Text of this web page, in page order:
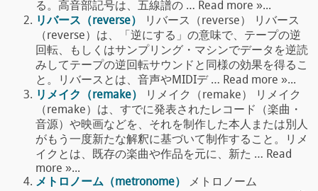
る。高音部記号は、五線譜の … Read more »...
リバース（reverse）
リバース（reverse） リバース
（reverse）は、「逆にする」の意味で、テープの逆
回転、もしくはサンプリング・マシンでデータを逆読
みしてテープの逆回転サウンドと同様の効果を得るこ
と。リバースとは、音声やMIDIデ … Read more »...
リメイク（remake）
リメイク（remake） リメイク
（remake）は、すでに発表されたレコード（楽曲・
音源）や映画などを、それを制作した本人または別人
がもう一度新たな解釈に基づいて制作すること。リメ
イクとは、既存の楽曲や作品を元に、新た … Read
more »...
メトロノーム（metronome）
メトロノーム